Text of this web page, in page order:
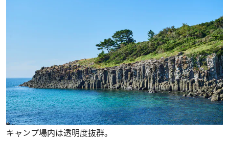
キャンプ場内は透明度抜群。